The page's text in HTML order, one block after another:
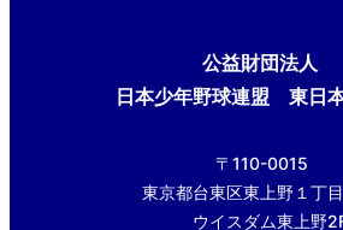
公益財団法人
日本少年野球連盟 東日
〒110-0015
東京都台東区東上野１丁
ウイスダム東上野